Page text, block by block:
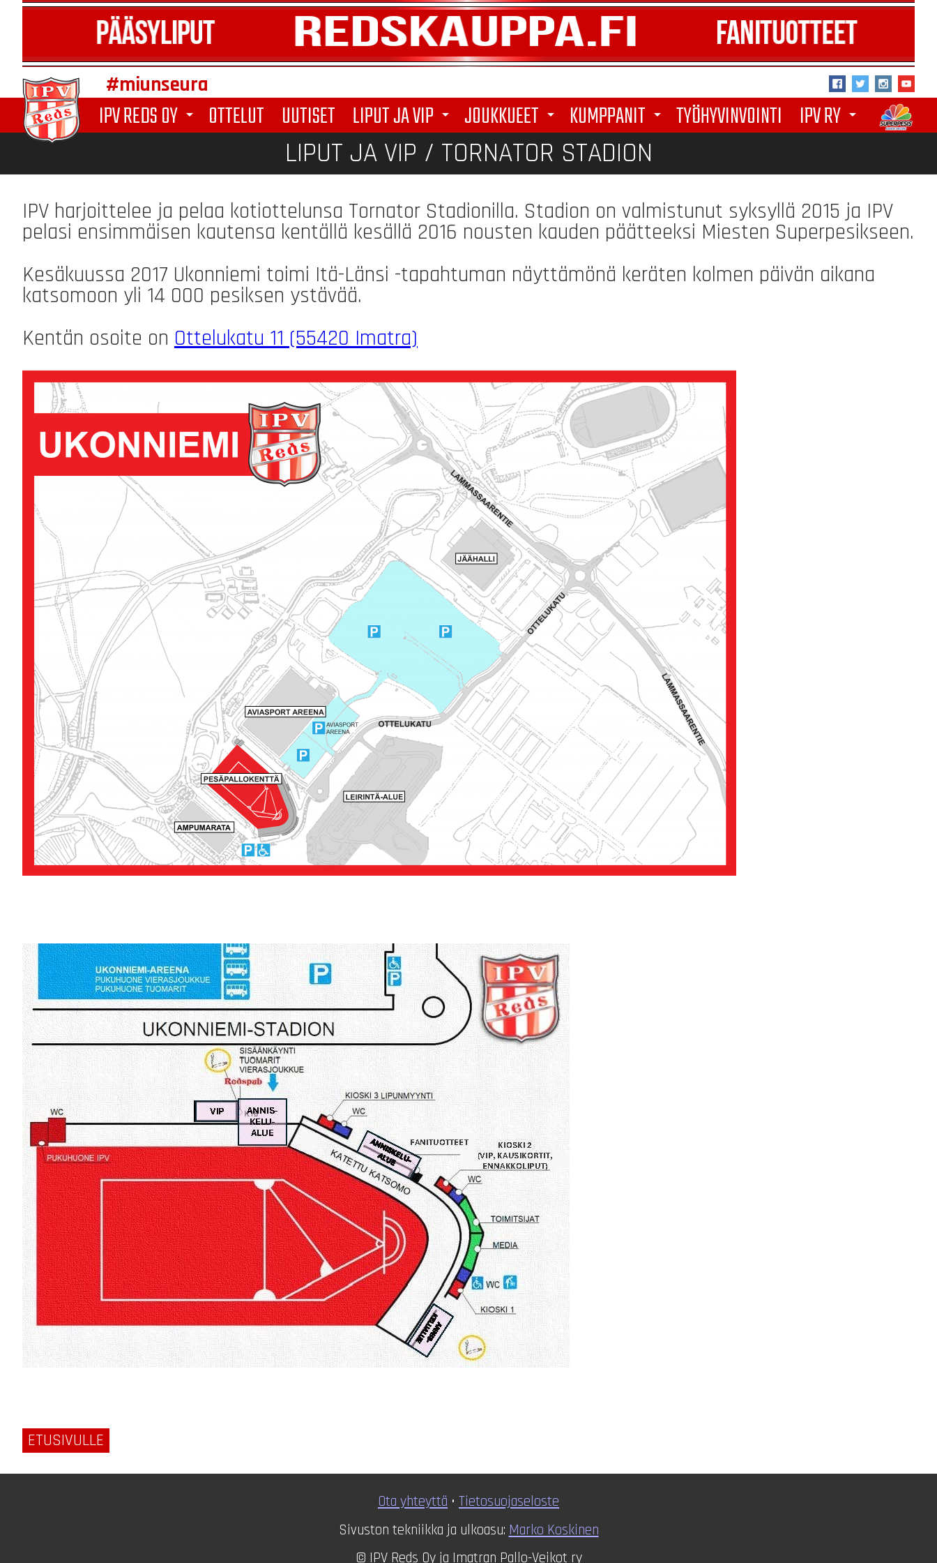
#miunseura
IPV REDS OY arrow_drop_down OTTELUT UUTISET LIPUT JA VIP arrow_drop_down JOUKKUEET arrow_drop_down KUMPPANIT arrow_drop_down TYÖHYVINVOINTI IPV RY arrow_drop_down
LIPUT JA VIP / TORNATOR STADION
IPV harjoittelee ja pelaa kotiottelunsa Tornator Stadionilla. Stadion on valmistunut syksyllä 2015 ja IPV
pelasi ensimmäisen kautensa kentällä kesällä 2016 nousten kauden päätteeksi Miesten Superpesikseen.
Kesäkuussa 2017 Ukonniemi toimi Itä-Länsi -tapahtuman näyttämönä keräten kolmen päivän aikana
katsomoon yli 14 000 pesiksen ystävää.
Kentän osoite on Ottelukatu 11 (55420 Imatra)
ETUSIVULLE
Ota yhteyttä • Tietosuojaseloste
Sivuston tekniikka ja ulkoasu: Marko Koskinen
© IPV Reds Oy ja Imatran Pallo-Veikot ry